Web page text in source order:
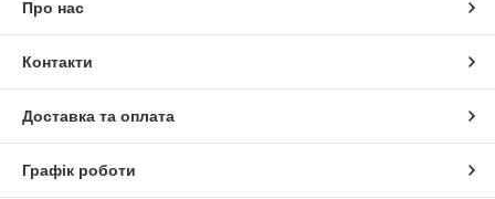
Про нас
Контакти
Доставка та оплата
Графік роботи